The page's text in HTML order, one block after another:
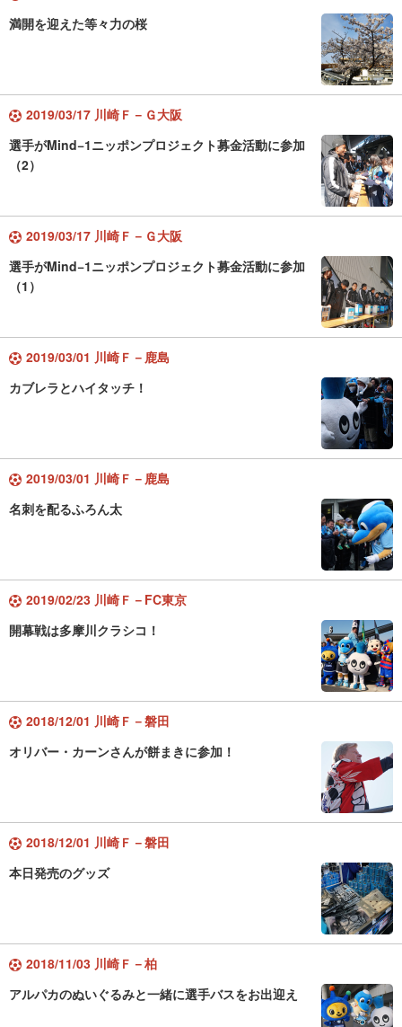
満開を迎えた等々力の桜
2019/03/17 川崎Ｆ－Ｇ大阪
選手がMind−1ニッポンプロジェクト募金活動に参加
（2）
2019/03/17 川崎Ｆ－Ｇ大阪
選手がMind−1ニッポンプロジェクト募金活動に参加
（1）
2019/03/01 川崎Ｆ－鹿島
カブレラとハイタッチ！
2019/03/01 川崎Ｆ－鹿島
名刺を配るふろん太
2019/02/23 川崎Ｆ－FC東京
開幕戦は多摩川クラシコ！
2018/12/01 川崎Ｆ－磐田
オリバー・カーンさんが餅まきに参加！
2018/12/01 川崎Ｆ－磐田
本日発売のグッズ
2018/11/03 川崎Ｆ－柏
アルパカのぬいぐるみと一緒に選手バスをお出迎え